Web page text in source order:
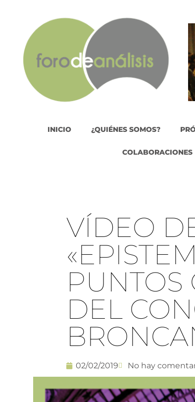
INICIO ¿QUIÉNES SOMOS?
COLABORACIONES
VÍDEO
PUNTOS
DEL
02/02/2019 No hay